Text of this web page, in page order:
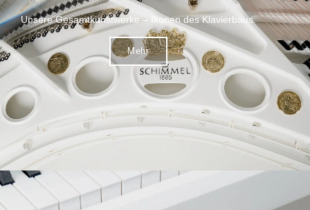
Unsere Gesamtkunstwerke – Ikonen des Klavierbaus.
Mehr